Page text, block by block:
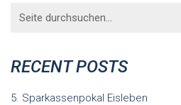
for:
RECENT POSTS
5. Sparkassenpokal Eisleben